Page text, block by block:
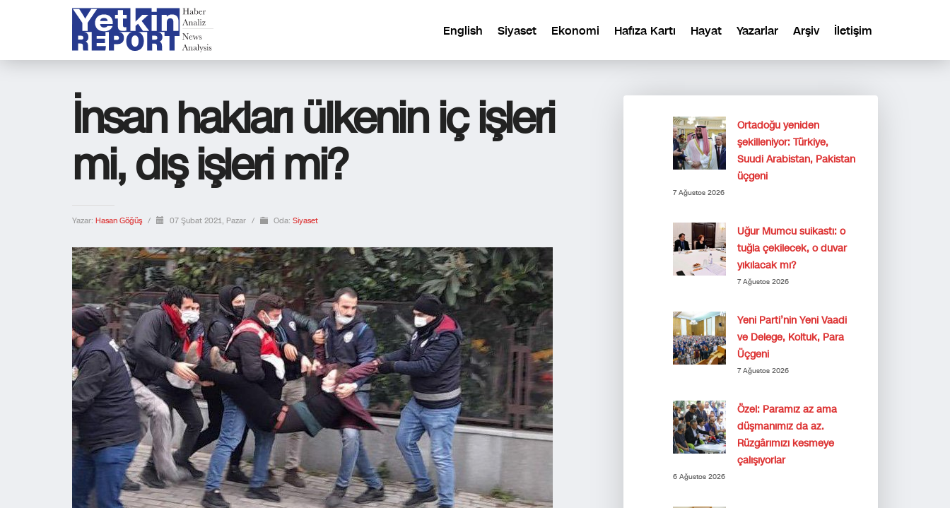
English Siyaset Ekonomi Hafıza Kartı Hayat Yazarlar Arşiv İletişim
İnsan hakları ülkenin iç işleri
mi, dış işleri mi?
Yazar: Hasan Göğüş / 07 Şubat 2021, Pazar / Oda: Siyaset
Ortadoğu yeniden
şekilleniyor: Türkiye,
Suudi Arabistan, Pakistan
üçgeni
7 Ağustos 2026
Uğur Mumcu suikastı: o
tuğla çekilecek, o duvar
yıkılacak mı?
7 Ağustos 2026
Yeni Parti’nin Yeni Vaadi
ve Delege, Koltuk, Para
Üçgeni
7 Ağustos 2026
Özel: Paramız az ama
düşmanımız da az.
Rüzgârımızı kesmeye
çalışıyorlar
6 Ağustos 2026